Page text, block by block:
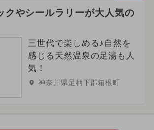
クやシールラリーが大人気の
三世代で楽しめる♪自然を
感じる天然温泉の足湯も人
気！
神奈川県足柄下郡箱根町